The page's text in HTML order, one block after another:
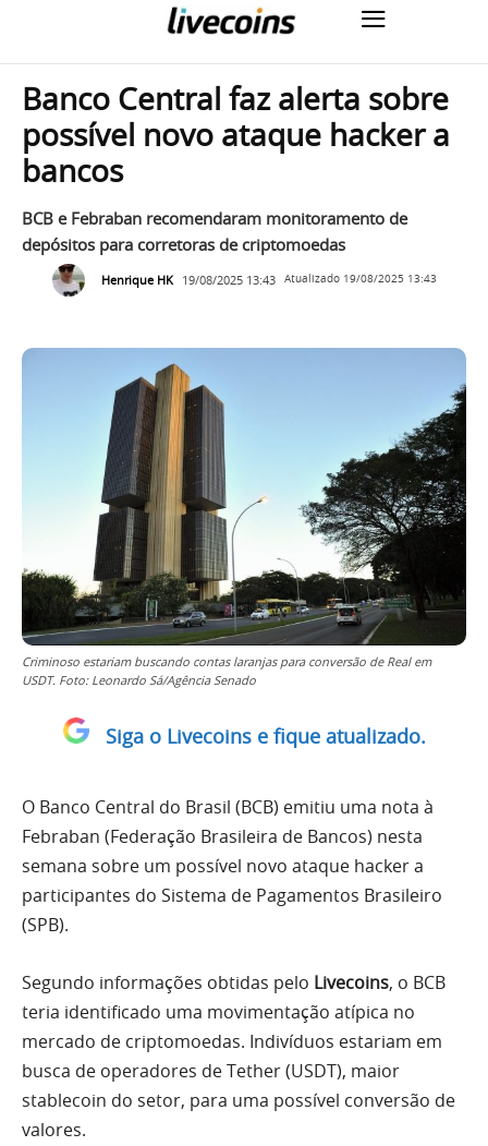
Banco Central faz alerta sobre
possível novo ataque hacker a
bancos
BCB e Febraban recomendaram monitoramento de
depósitos para corretoras de criptomoedas
Henrique HK 19/08/2025 13:43 Atualizado 19/08/2025 13:43
Criminoso estariam buscando contas laranjas para conversão de Real em
USDT. Foto: Leonardo Sá/Agência Senado
Siga o Livecoins e fique atualizado.
O Banco Central do Brasil (BCB) emitiu uma nota à
Febraban (Federação Brasileira de Bancos) nesta
semana sobre um possível novo ataque hacker a
participantes do Sistema de Pagamentos Brasileiro
(SPB).
Segundo informações obtidas pelo Livecoins, o BCB
teria identificado uma movimentação atípica no
mercado de criptomoedas. Indivíduos estariam em
busca de operadores de Tether (USDT), maior
stablecoin do setor, para uma possível conversão de
valores.